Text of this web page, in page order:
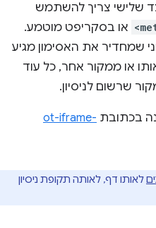
שלישי צריך להשתמש
או בסקריפט מוטמע.
שמחדיר את האסימון מגיע
או ממקור אחר, כל עוד
שרשום לניסיון.
בכתובת ot-iframe-
לאותו דף, לאותה תקופת ניסיון